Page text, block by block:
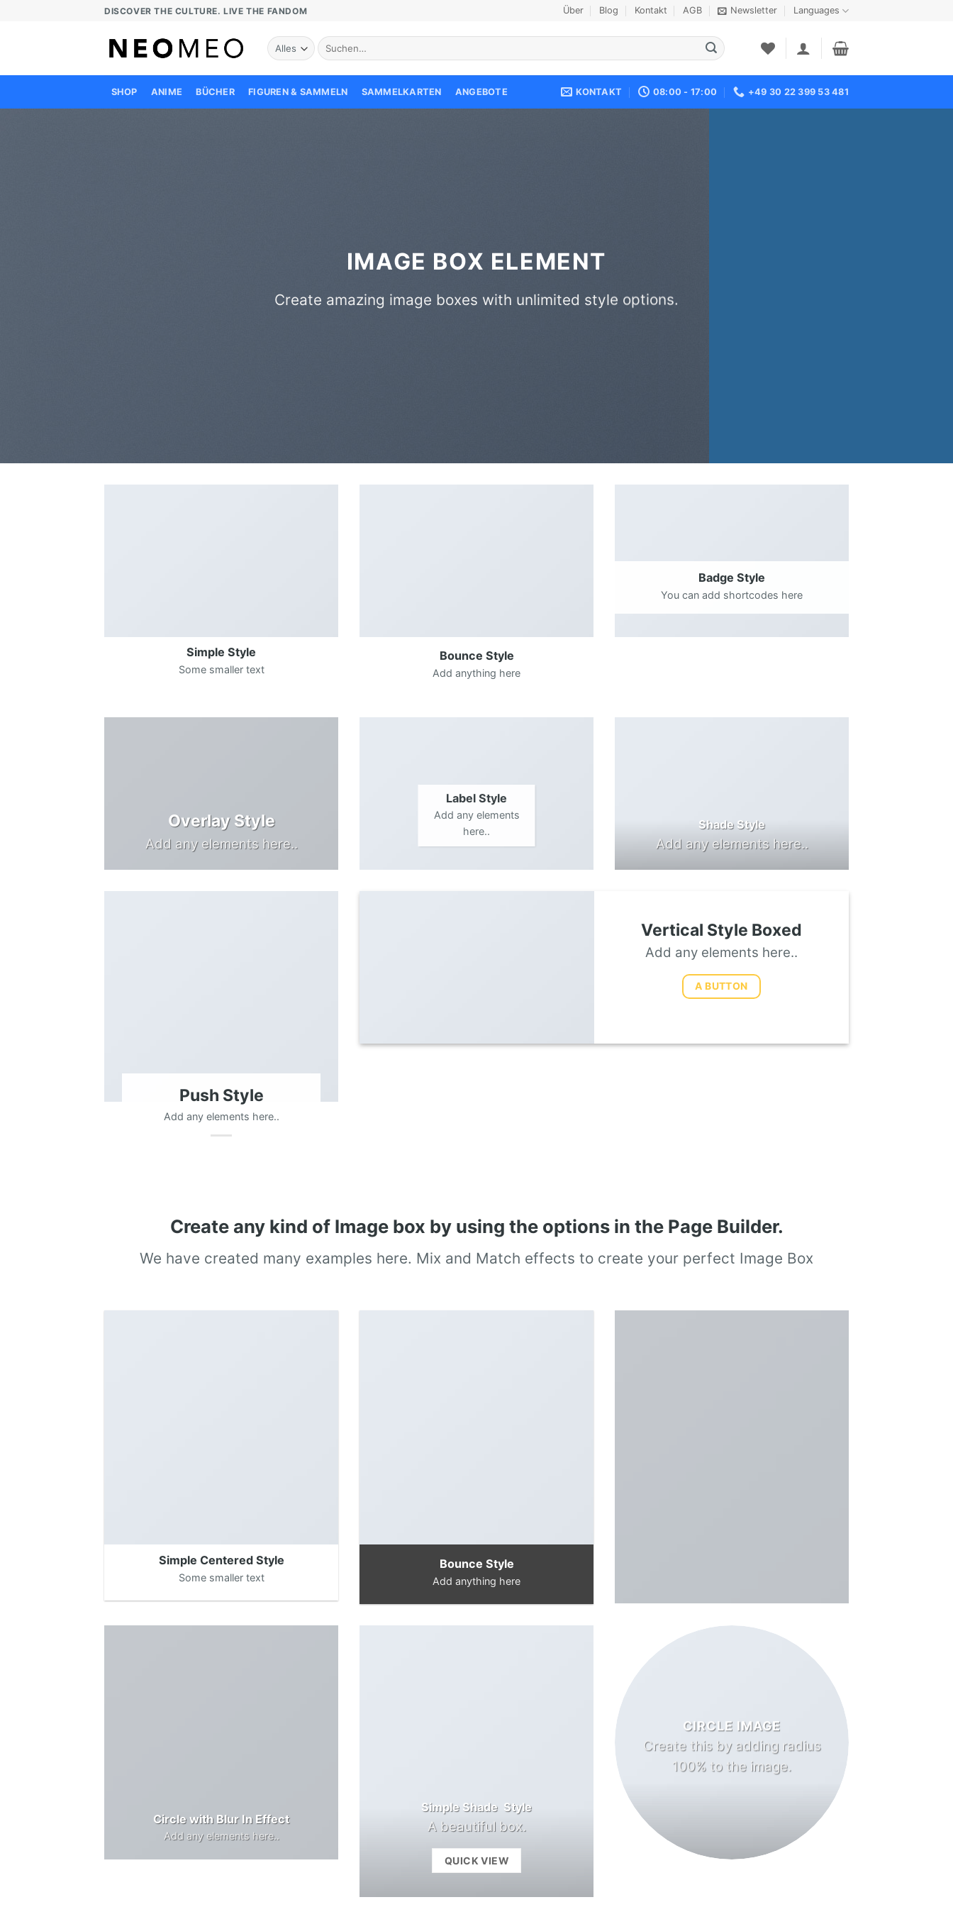
DISCOVER THE CULTURE. LIVE THE FANDOM Über Blog Kontakt AGB Newsletter Languages
Suche
nach:
SHOP ANIME BÜCHER FIGUREN & SAMMELN SAMMELKARTEN ANGEBOTE KONTAKT 08:00 - 17:00 +49 30 22 399 53 481
IMAGE BOX ELEMENT
Create amazing image boxes with unlimited style options.
Simple Style
Some smaller text
Bounce Style
Add anything here
Badge Style
You can add shortcodes here
Overlay Style
Add any elements here..
Label Style
Add any elements
here..
Shade Style
Add any elements here..
Push Style
Add any elements here..
Vertical Style Boxed
Add any elements here..
A BUTTON
Create any kind of Image box by using the options in the Page Builder.
We have created many examples here. Mix and Match effects to create your perfect Image Box
Simple Centered Style
Some smaller text
Bounce Style
Add anything here
Circle with Blur In Effect
Add any elements here..
Simple Shade Style
A beautiful box.
QUICK VIEW
CIRCLE IMAGE
Create this by adding radius
100% to the image.